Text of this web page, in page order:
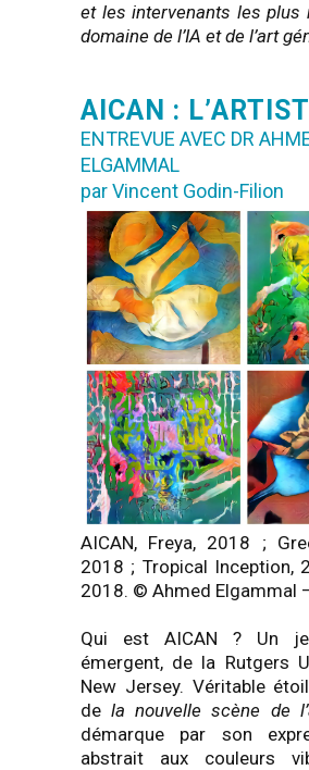
et les intervenants les plus
domaine de l’IA et de l’art
AICAN :
ENTREVUE AVEC DR
ELGAMMAL
par Vincent Godin-Filion
AICAN, Freya, 2018 ;
2018 ; Tropical Inception,
2018. © Ahmed Elgammal
Qui est AICAN ? Un
émergent, de la Rutgers
New Jersey. Véritable
dela nouvelle scène de
démarque par son
abstrait aux couleurs